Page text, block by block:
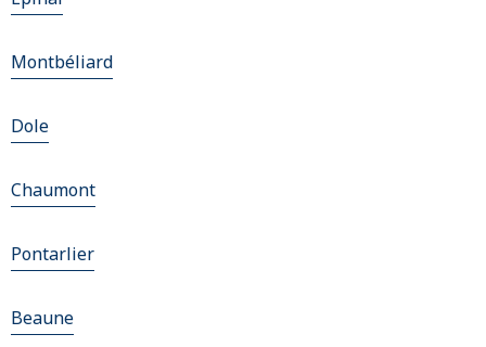
Montbéliard
Dole
Chaumont
Pontarlier
Beaune